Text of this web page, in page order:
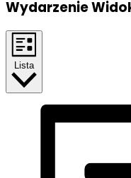
Wydarzenie
Lista